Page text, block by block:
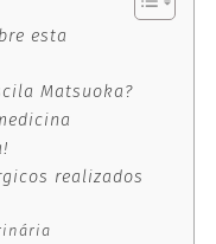
esta
Matsuoka?
realizados